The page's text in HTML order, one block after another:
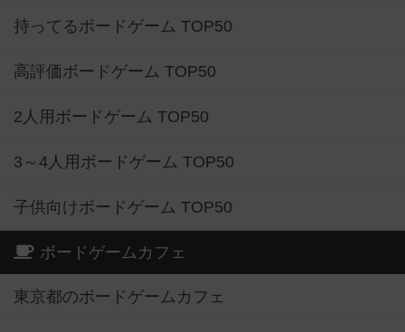
持ってるボードゲーム TOP50
高評価ボードゲーム TOP50
2人用ボードゲーム TOP50
3～4人用ボードゲーム TOP50
子供向けボードゲーム TOP50
ボードゲームカフェ
東京都のボードゲームカフェ